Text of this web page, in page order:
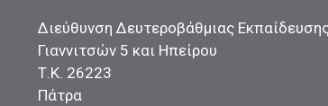
Διεύθυνση Δευτεροβάθμιας
Γιαννιτσών 5 και Ηπείρου
Τ.Κ. 26223
Πάτρα